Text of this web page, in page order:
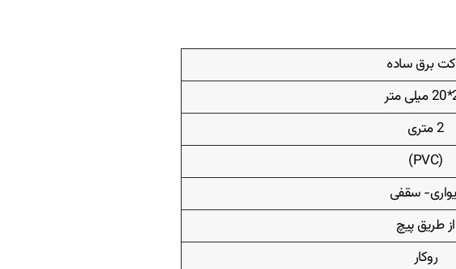
برق ساده
2 متری
(PVC)
سقفی
از طریق پیچ
روکار